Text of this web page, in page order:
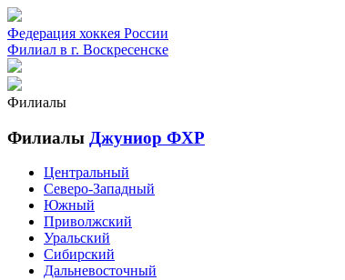
Федерация хоккея России
Филиал в г. Воскресенске
Филиалы
Филиалы Джуниор ФХР
Центральный
Северо-Западный
Южный
Приволжский
Уральский
Сибирский
Дальневосточный